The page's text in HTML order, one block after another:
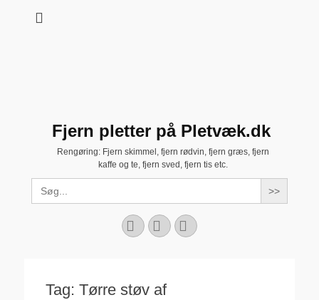
Fjern pletter på Pletvæk.dk
Rengøring: Fjern skimmel, fjern rødvin, fjern græs, fjern
kaffe og te, fjern sved, fjern tis etc.
Search
for:
Facebook
YouTubeInstagram
Tag: Tørre støv af